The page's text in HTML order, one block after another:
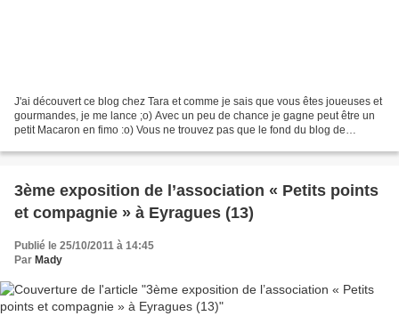
J'ai découvert ce blog chez Tara et comme je sais que vous êtes joueuses et
gourmandes, je me lance ;o) Avec un peu de chance je gagne peut être un
petit Macaron en fimo :o) Vous ne trouvez pas que le fond du blog de
3ème exposition de l’association « Petits points
et compagnie » à Eyragues (13)
Publié le 25/10/2011 à 14:45
Par Mady